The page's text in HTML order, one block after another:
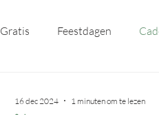
Gratis Feestdagen
16 dec 2024 1 minuten om te lezen